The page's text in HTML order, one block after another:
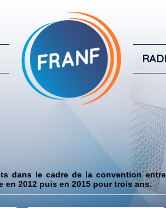
le cadre de la convention
en 2012 puis en 2015 pour trois ans.